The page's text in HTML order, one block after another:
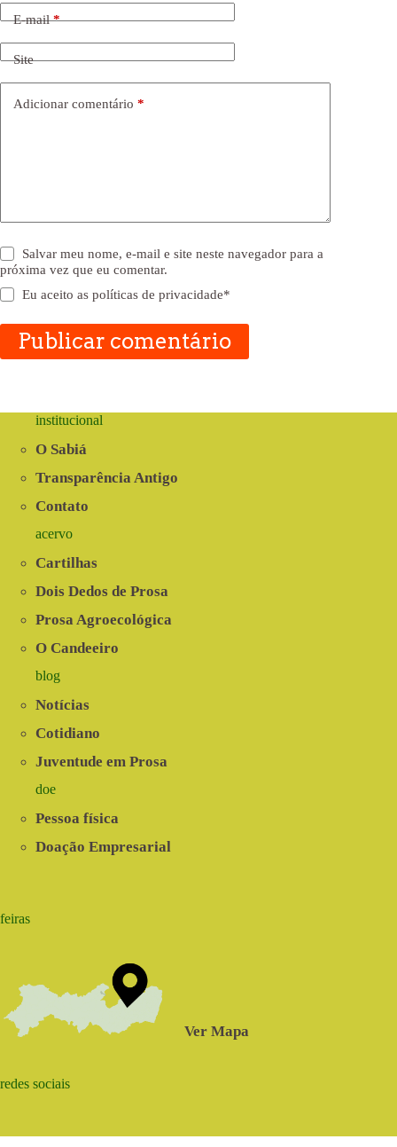
E-mail*
Site
Adicionar comentário *
Salvar meu nome, e-mail e site neste navegador para a
próxima vez que eu comentar.
Eu aceito aspolíticas de privacidade*
Publicar comentário
institucional
O Sabiá
Transparência Antigo
Contato
acervo
Cartilhas
Dois Dedos de Prosa
Prosa Agroecológica
O Candeeiro
blog
Notícias
Cotidiano
Juventude em Prosa
doe
Pessoa física
Doação Empresarial
feiras
Ver Mapa
redes sociais